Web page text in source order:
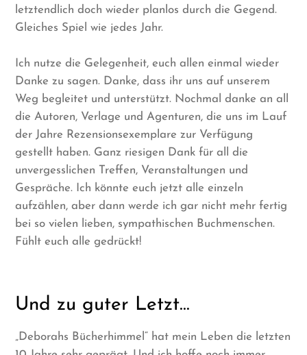
letztendlich doch wieder planlos durch die Gegend.
Gleiches Spiel wie jedes Jahr.
Ich nutze die Gelegenheit, euch allen einmal wieder
Danke zu sagen. Danke, dass ihr uns auf unserem
Weg begleitet und unterstützt. Nochmal danke an all
die Autoren, Verlage und Agenturen, die uns im Lauf
der Jahre Rezensionsexemplare zur Verfügung
gestellt haben. Ganz riesigen Dank für all die
unvergesslichen Treffen, Veranstaltungen und
Gespräche. Ich könnte euch jetzt alle einzeln
aufzählen, aber dann werde ich gar nicht mehr fertig
bei so vielen lieben, sympathischen Buchmenschen.
Fühlt euch alle gedrückt!
Und zu guter Letzt…
„Deborahs Bücherhimmel“ hat mein Leben die letzten